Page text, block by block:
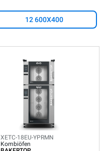
12 600X400
Kombiöfen
BAKERTOP
600x400
Bleche
Elektrisch
XETC-18EU-YPRMN
Kombiöfen